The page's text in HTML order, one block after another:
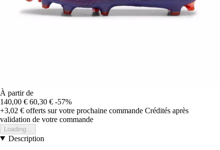
À partir de
140,00 € 60,30 € -57%
+3,02 € offerts sur votre prochaine commande Crédités après
validation de votre commande
Loading...
Description